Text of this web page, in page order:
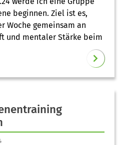
beginnen. Ziel ist es,
Woche gemeinsam an
und mentaler Stärke beim